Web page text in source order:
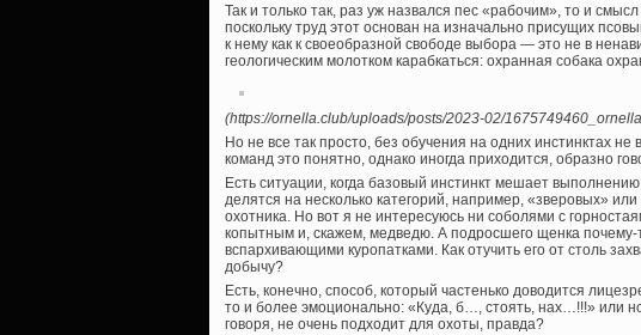
Так и только так, раз уж назвался пес «рабочим», то и
поскольку труд этот основан на изначально присущих
к нему как к своеобразной свободе выбора — это не в
геологическим молотком карабкаться: охранная собака
(https://ornella.club/uploads/posts/2023-02/
Но не все так просто, без обучения на одних инстинктах
команд это понятно, однако иногда приходится, образно
Есть ситуации, когда базовый инстинкт мешает
делятся на несколько категорий, например, «зверовых»
охотника. Но вот я не интересуюсь ни соболями с
копытным и, скажем, медведю. А подросшего щенка
вспархивающими куропатками. Как отучить его от столь
добычу?
Есть, конечно, способ, который частенько доводится
то и более эмоционально: «Куда, б…, стоять, нах…!!!» или
говоря, не очень подходит для охоты, правда?